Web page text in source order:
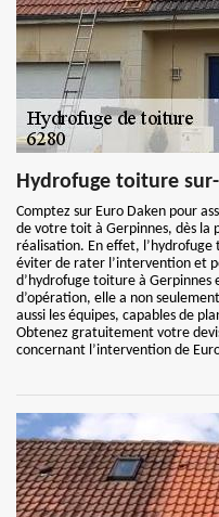
Hydrofuge toiture
Comptez sur Euro Daken pour
de votre toit à Gerpinnes, dès la
réalisation. En effet,
éviter de rater l’intervention et
d’hydrofuge toiture à
d’opération, elle a non
aussi les équipes, capables de
Obtenez gratuitement votre
concernant l’intervention de